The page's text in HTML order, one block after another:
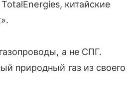
TotalEnergies, китайские
а не СПГ.
природный газ из своего